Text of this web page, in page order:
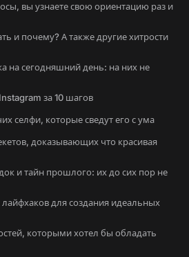
вы узнаете свою ориентацию раз и
и почему? А также другие хитрости
на сегодняшний день: на них не
за 10 шагов
селфи, которые сведут его с ума
доказывающих что красивая
и тайн прошлого: их до сих пор не
для создания идеальных
которыми хотел бы обладать